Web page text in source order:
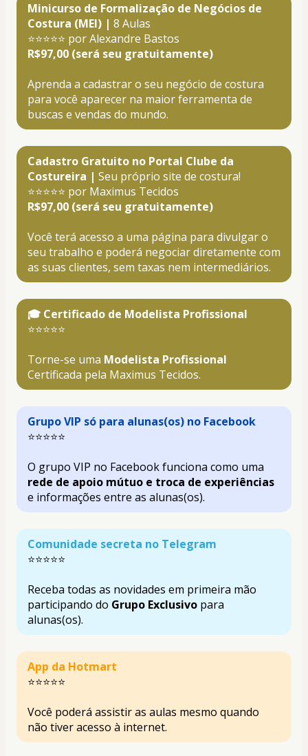
Minicurso de Formalização de Negócios de
Costura (MEI) | 8 Aulas
⭐⭐⭐⭐⭐ por Alexandre Bastos
R$97,00 (será seu gratuitamente)
Aprenda a cadastrar o seu negócio de costura
para você aparecer na maior ferramenta de
buscas e vendas do mundo.
Cadastro Gratuito no Portal Clube da
Costureira | Seu próprio site de costura!
⭐⭐⭐⭐⭐ por Maximus Tecidos
R$97,00 (será seu gratuitamente)
Você terá acesso a uma página para divulgar o
seu trabalho e poderá negociar diretamente com
as suas clientes, sem taxas nem intermediários.
🎓 Certificado de Modelista Profissional
⭐⭐⭐⭐⭐
Torne-se uma Modelista Profissional
Certificada pela Maximus Tecidos.
Grupo VIP só para alunas(os) no Facebook
⭐⭐⭐⭐⭐
rede de apoio mútuo e troca de experiências
e informações entre as alunas(os).
Comunidade secreta no Telegram
⭐⭐⭐⭐⭐
Receba todas as novidades em primeira mão
participando do Grupo Exclusivo para
alunas(os).
App da Hotmart
⭐⭐⭐⭐⭐
Você poderá assistir as aulas mesmo quando
não tiver acesso à internet.